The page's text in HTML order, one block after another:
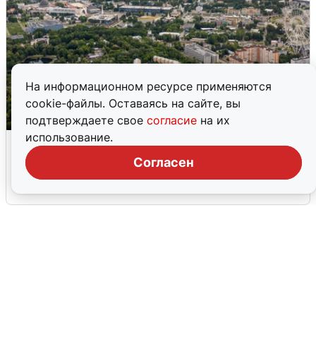
На информационном ресурсе применяются
cookie-файлы. Оставаясь на сайте, вы
подтверждаете свое согласие на их
использование.
Согласен
Москвичи услышали грохот, похожий
на взрыв